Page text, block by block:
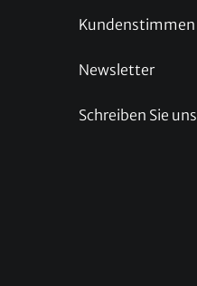
Kundenstimmen
Newsletter
Schreiben Sie uns